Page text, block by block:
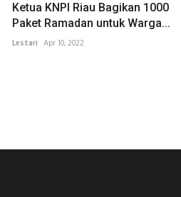
Ketua KNPI Riau Bagikan 1000
Paket Ramadan untuk Warga...
Lestari Apr 10, 2022